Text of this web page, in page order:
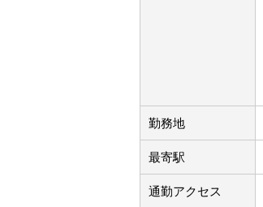
勤務地
最寄駅
通勤アクセス